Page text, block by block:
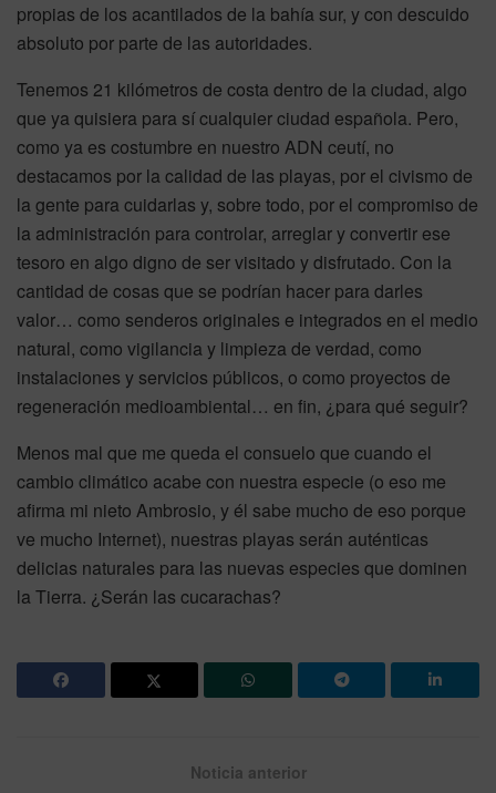
propias de los acantilados de la bahía sur, y con descuido
absoluto por parte de las autoridades.
Tenemos 21 kilómetros de costa dentro de la ciudad, algo
que ya quisiera para sí cualquier ciudad española. Pero,
como ya es costumbre en nuestro ADN ceutí, no
destacamos por la calidad de las playas, por el civismo de
la gente para cuidarlas y, sobre todo, por el compromiso de
la administración para controlar, arreglar y convertir ese
tesoro en algo digno de ser visitado y disfrutado. Con la
cantidad de cosas que se podrían hacer para darles
valor… como senderos originales e integrados en el medio
natural, como vigilancia y limpieza de verdad, como
instalaciones y servicios públicos, o como proyectos de
regeneración medioambiental… en fin, ¿para qué seguir?
Menos mal que me queda el consuelo que cuando el
cambio climático acabe con nuestra especie (o eso me
afirma mi nieto Ambrosio, y él sabe mucho de eso porque
ve mucho Internet), nuestras playas serán auténticas
delicias naturales para las nuevas especies que dominen
la Tierra. ¿Serán las cucarachas?
Noticia anterior